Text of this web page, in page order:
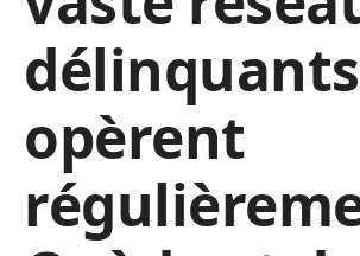
opèrent